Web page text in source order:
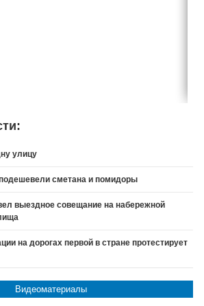
улицу
сметана и помидоры
выездное совещание на набережной
на дорогах первой в стране протестирует
Видеоматериалы